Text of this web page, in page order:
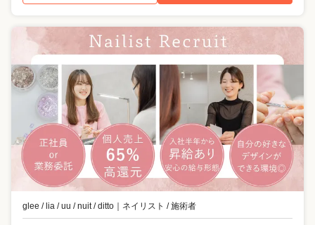
glee / lia / uu / nuit / ditto ネイリスト / 施術者